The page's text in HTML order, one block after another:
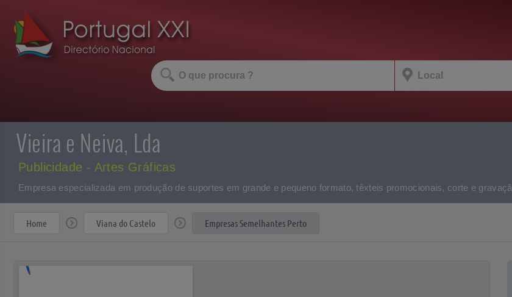
Vieira e Neiva, Lda
Publicidade - Artes Gráficas
Empresa especializada em produção de suportes em grande e pequeno formato, têxteis promocionais, corte e
Home Viana do Castelo Empresas Semelhantes Perto